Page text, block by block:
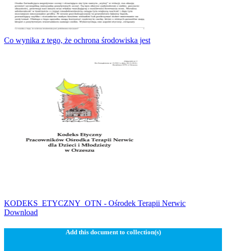
Co wynika z tego, że ochrona środowiska jest
KODEKS_ETYCZNY_OTN - Ośrodek Terapii Nerwic
Download
Add this document to collection(s)